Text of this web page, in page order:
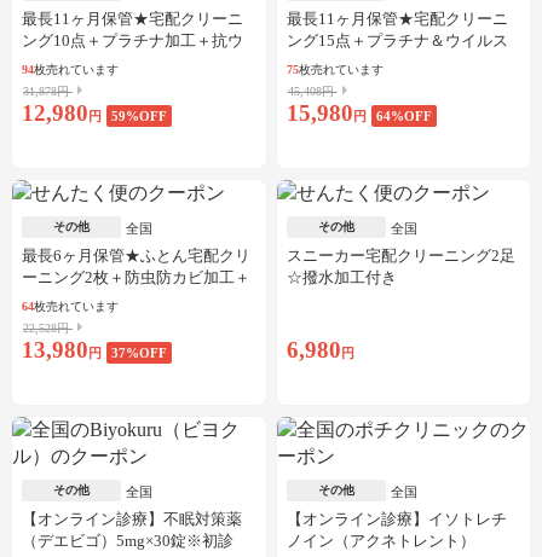
最長11ヶ月保管★宅配クリーニ
ング10点＋プラチナ加工＋抗ウ
イルス加工
94枚売れています
31,878円
12,980 円 59%OFF
最長11ヶ月保管★宅配クリーニ
ング15点＋プラチナ＆ウイルス
加工
75枚売れています
45,408円
15,980 円 64%OFF
その他 全国
最長6ヶ月保管★ふとん宅配クリ
ーニング2枚＋防虫防カビ加工＋
しみ抜き
64枚売れています
22,528円
13,980 円 37%OFF
その他 全国
スニーカー宅配クリーニング2足
☆撥水加工付き
6,980 円
その他 全国
【オンライン診療】不眠対策薬
（デエビゴ）5mg×30錠※初診
その他 全国
【オンライン診療】イソトレチ
ノイン（アクネトレント）